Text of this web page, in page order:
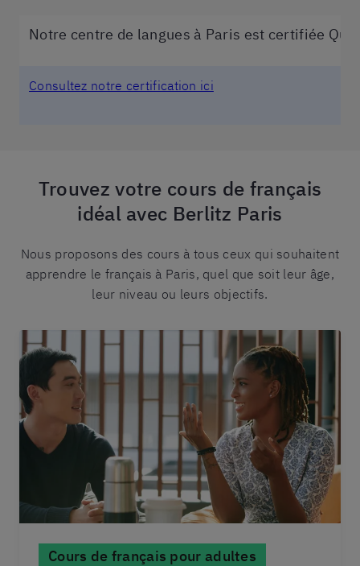
Notre centre de langues à Paris est certifiée
Consultez notre certification ici
Trouvez votre cours de français
idéal avec Berlitz Paris
Nous proposons des cours à tous ceux qui souhaitent
apprendre le français à Paris, quel que soit leur âge,
leur niveau ou leurs objectifs.
Cours de français pour adultes